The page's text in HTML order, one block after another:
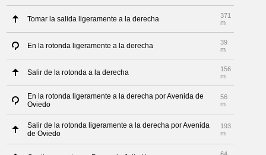
Tomar la salida ligeramente a la derecha
371
m
En la rotonda ligeramente a la derecha
39
m
Salir de la rotonda a la derecha
156
m
En la rotonda ligeramente a la derecha por Avenida de
Oviedo
56
m
Salir de la rotonda ligeramente a la derecha por Avenida
de Oviedo
193
m